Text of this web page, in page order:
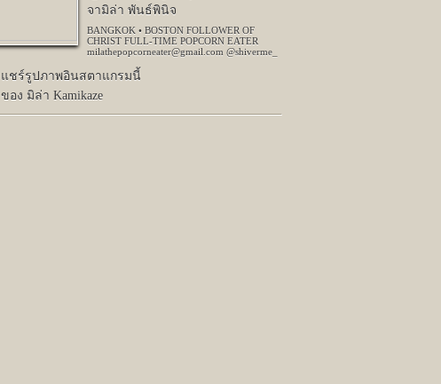
จามิล่า พันธ์พินิจ
BANGKOK • BOSTON FOLLOWER OF
CHRIST FULL-TIME POPCORN EATER
milathepopcorneater@gmail.com @shiverme_
แชร์รูปภาพอินสตาแกรมนี้
ของ มิล่า Kamikaze